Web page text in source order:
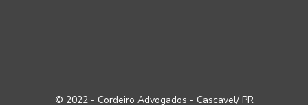
© 2022 - Cordeiro Advogados - Cascavel/ PR